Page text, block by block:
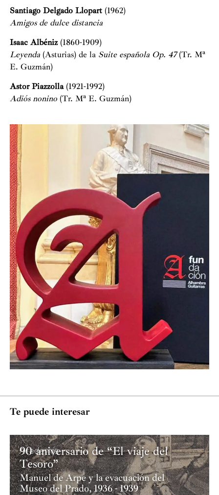
Santiago Delgado Llopart (1962)
Amigos de dulce distancia
Isaac Albéniz (1860-1909)
Leyenda (Asturias) de la Suite española Op. 47(Tr. Mª
E. Guzmán)
Astor Piazzolla (1921-1992)
Adiós nonino (Tr. Mª E. Guzmán)
Te puede interesar
Academia
90 aniversario de “El viaje del
Tesoro”
Manuel de Arpe y la evacuación del
Museo del Prado, 1936 - 1939